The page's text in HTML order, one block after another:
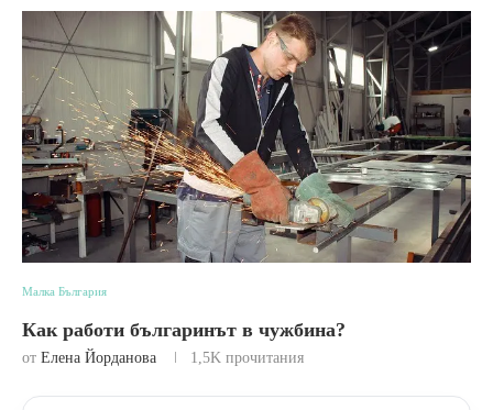
Малка България
Как работи българинът в чужбина?
от Елена Йорданова 1,5K прочитания